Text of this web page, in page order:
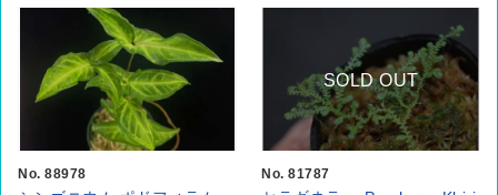
No. 88978
SOLD OUT
No. 81787